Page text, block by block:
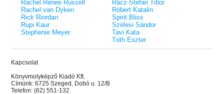
olvasható!
dicsőség (Az Előhírnök-trilógia
3.)
Különleges éldekorált kiadás!
Rachel Renee Russell
Rachel van Dyken
Rick Riordan
Rupi Kaur
Stephenie Meyer
Rácz-Stefán Tibor
Róbert Katalin
Spirit Bliss
Szélesi Sándor
Tavi Kata
Tóth Eszter
Kapcsolat
Könyvmolyképző Kiadó Kft.
Címünk: 6725 Szeged, Dobó u. 12/B
Telefon: (62) 551-132